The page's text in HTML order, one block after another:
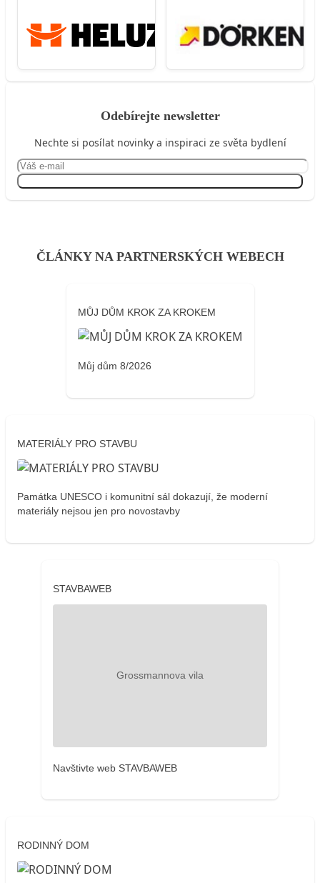
Odebírejte newsletter
Nechte si posílat novinky a inspiraci ze světa bydlení
ČLÁNKY NA PARTNERSKÝCH WEBECH
MŮJ DŮM KROK ZA KROKEM
Můj dům 8/2026
MATERIÁLY PRO STAVBU
Památka UNESCO i komunitní sál dokazují, že moderní
materiály nejsou jen pro novostavby
STAVBAWEB
Navštivte web STAVBAWEB
RODINNÝ DOM